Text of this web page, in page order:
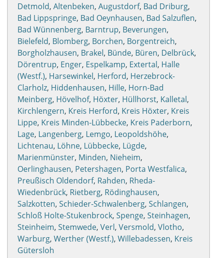
Detmold, Altenbeken, Augustdorf, Bad Driburg,
Bad Lippspringe, Bad Oeynhausen, Bad Salzuflen,
Bad Wünnenberg, Barntrup, Beverungen,
Bielefeld, Blomberg, Borchen, Borgentreich,
Borgholzhausen, Brakel, Bünde, Büren, Delbrück,
Dörentrup, Enger, Espelkamp, Extertal, Halle
(Westf.), Harsewinkel, Herford, Herzebrock-
Clarholz, Hiddenhausen, Hille, Horn-Bad
Meinberg, Hövelhof, Höxter, Hüllhorst, Kalletal,
Kirchlengern, Kreis Herford, Kreis Höxter, Kreis
Lippe, Kreis Minden-Lübbecke, Kreis Paderborn,
Lage, Langenberg, Lemgo, Leopoldshöhe,
Lichtenau, Löhne, Lübbecke, Lügde,
Marienmünster, Minden, Nieheim,
Oerlinghausen, Petershagen, Porta Westfalica,
Preußisch Oldendorf, Rahden, Rheda-
Wiedenbrück, Rietberg, Rödinghausen,
Salzkotten, Schieder-Schwalenberg, Schlangen,
Schloß Holte-Stukenbrock, Spenge, Steinhagen,
Steinheim, Stemwede, Verl, Versmold, Vlotho,
Warburg, Werther (Westf.), Willebadessen, Kreis
Gütersloh